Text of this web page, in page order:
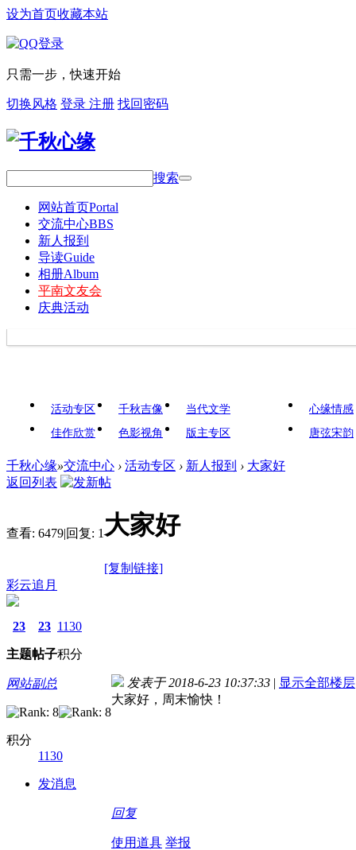
设为首页收藏本站
只需一步，快速开始
切换风格 登录 注册 找回密码
搜索
网站首页Portal
交流中心BBS
新人报到
导读Guide
相册Album
平南文友会
庆典活动
活动专区 千秋吉像
当代文学
佳作欣赏
色影视角 版主专区
心缘情感
唐弦宋韵
千秋心缘»交流中心 › 活动专区 › 新人报到 › 大家好
返回列表
查看: 6479|回复: 1大家好
[复制链接]
彩云追月
23
主题
23
帖子
1130
积分
网站副总
积分
1130
发消息
发表于 2018-6-23 10:37:33 | 显示全部楼层
大家好，周末愉快！
回复
使用道具 举报